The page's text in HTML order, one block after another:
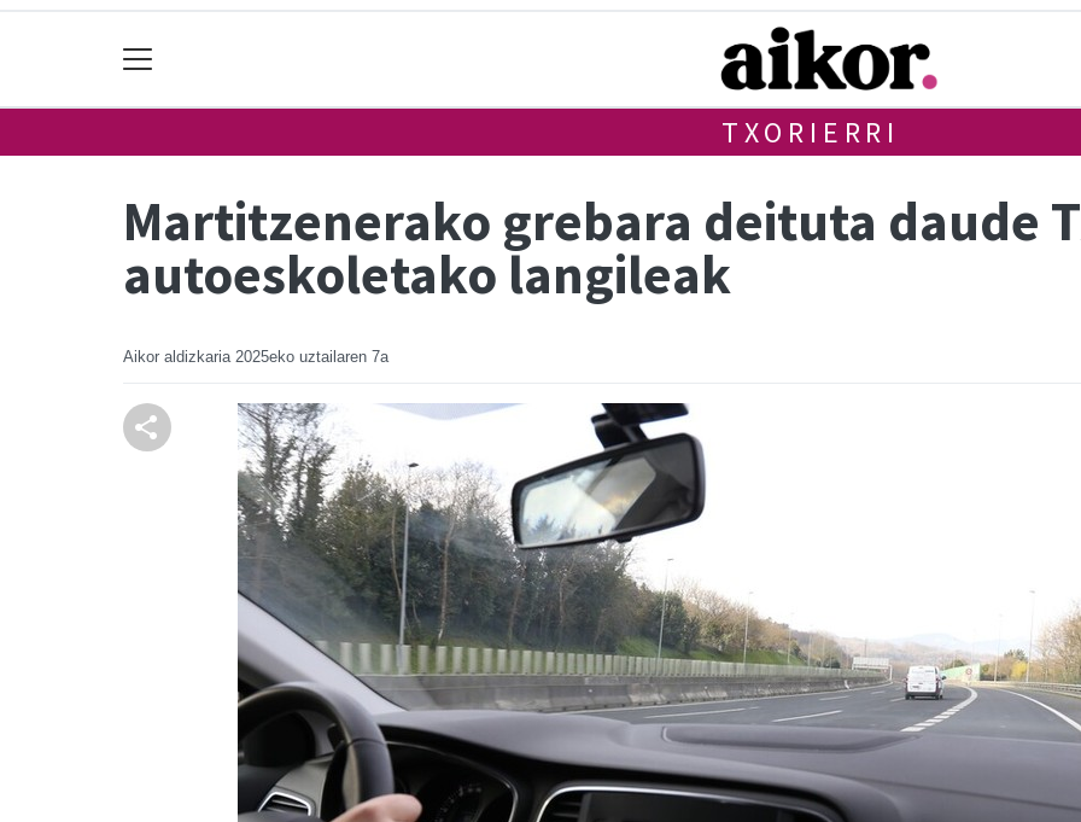
TXORIERRI
Martitzenerako grebara deituta daude
autoeskoletako langileak
Aikor aldizkaria 2025eko uztailaren 7a